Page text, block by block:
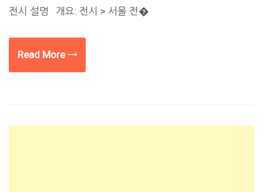
전시 설명 개요: 전시 > 서울 전�
Read More →